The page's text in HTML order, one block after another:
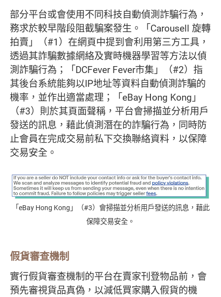
部分平台或會使用不同科技自動偵測詐騙行為，
務求於較早階段阻截騙案發生。「Carousell 旋轉
拍賣」（#1）在網頁中提到會利用第三方工具，
透過其詐騙數據網絡及實時機器學習等方法以偵
測詐騙行為；「DCFever Fever市集」（#2）指
其後台系統能夠以IP地址等資料自動偵測詐騙的
機率，並作出適當處理；「eBay Hong Kong」
（#3）則於其頁面聲稱，平台會掃描並分析用戶
發送的訊息，藉此偵測潛在的詐騙行為，同時防
止會員在完成交易前私下交換聯絡資料，以保障
交易安全。
「eBay Hong Kong」（#3）會掃描並分析用戶發送的訊息，藉此
保障交易安全。
假貨審查機制
實行假貨審查機制的平台在賣家刊登物品前，會
預先審視貨品真偽，以減低買家購入假貨的機